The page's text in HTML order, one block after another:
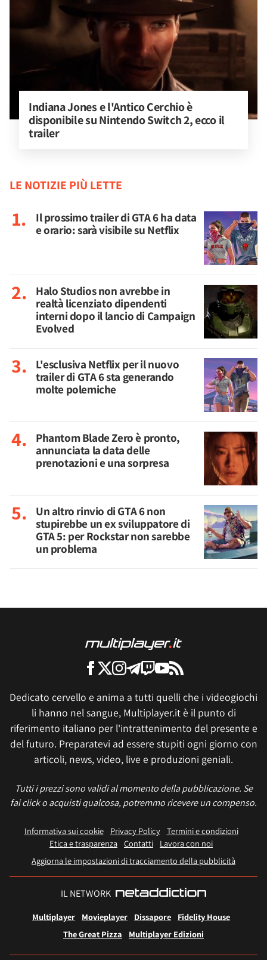
Indiana Jones e l'Antico Cerchio è
disponibile su Nintendo Switch 2, ecco il
trailer
LE NOTIZIE PIÙ LETTE
Il prossimo trailer di GTA 6 ha data
e orario: sarà visibile su Netflix
Halo Studios non avrebbe in
realtà licenziato dipendenti
interni dopo il lancio di Campaign
Evolved
L'esclusiva Netflix per il nuovo
trailer di GTA 6 sta generando
molte polemiche
Phantom Blade Zero è pronto,
annunciata la data delle
prenotazioni e una sorpresa
Un altro rinvio di GTA 6 non
stupirebbe un ex sviluppatore di
GTA 5: per Rockstar non sarebbe
un problema
Dedicato cervello e anima a tutti quelli che i videogiochi
li hanno nel sangue, Multiplayer.it è il punto di
riferimento italiano per l'intrattenimento del presente e
del futuro. Preparatevi ad essere stupiti ogni giorno con
articoli, news, video, live e produzioni geniali.
Tutti i prezzi sono validi al momento della pubblicazione. Se
fai click o acquisti qualcosa, potremmo ricevere un compenso.
Informativa sui cookie Privacy Policy
Termini e condizioni
Etica e trasparenza Contatti
Lavora con noi
Aggiorna le impostazioni di tracciamento della pubblicità
IL NETWORK
Multiplayer Movieplayer Dissapore
Fidelity House
The Great Pizza
Multiplayer Edizioni